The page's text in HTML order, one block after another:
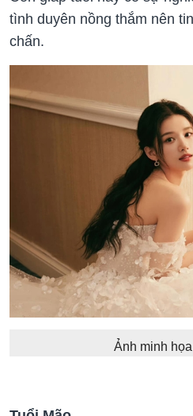
tình duyên nồng thắm nên
chấn.
Ảnh minh